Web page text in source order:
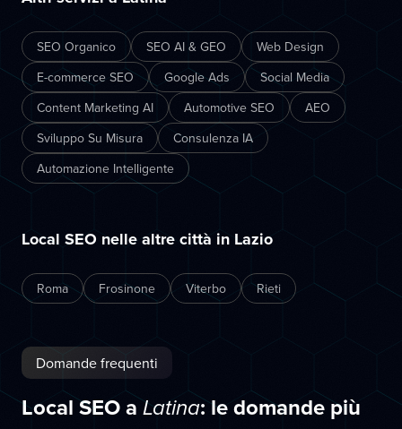
SEO Organico SEO AI & GEO
Web Design
E-commerce SEO
Google Ads
Social Media
Content Marketing AI
Automotive SEO
AEO
Sviluppo Su Misura
Consulenza IA
Automazione Intelligente
Local SEO nelle altre città in Lazio
Roma Frosinone Viterbo Rieti
Domande frequenti
Local SEO aLatina: le domande più